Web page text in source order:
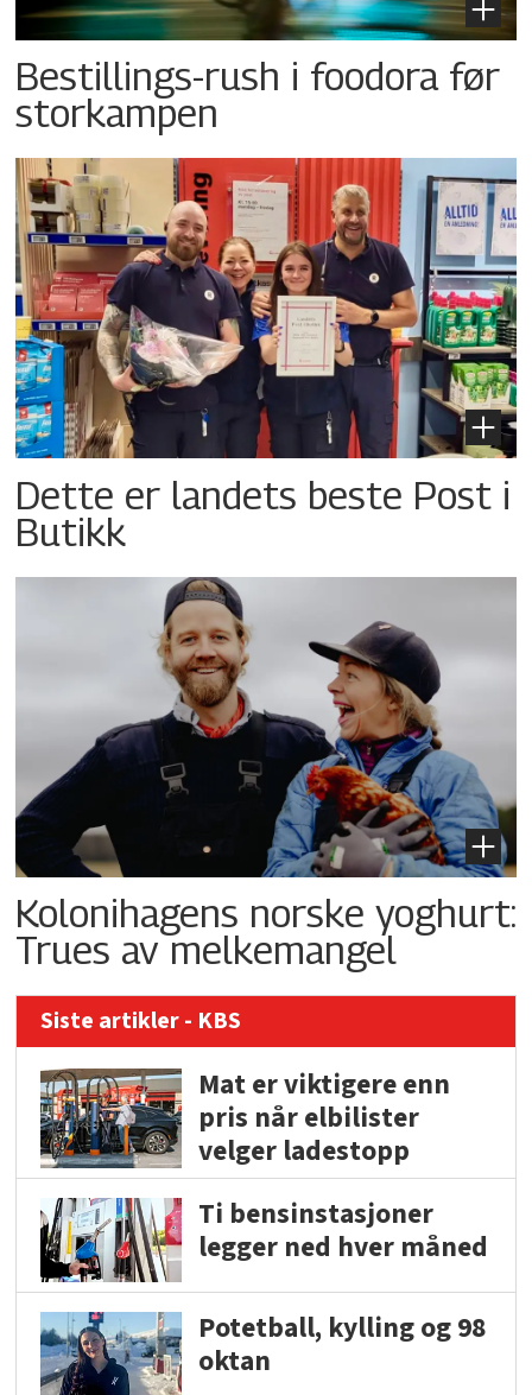
Bestillings-rush i foodora før
storkampen
Dette er landets beste Post i
Butikk
Kolonihagens norske yoghurt:
Trues av melkemangel
Siste artikler - KBS
Mat er viktigere enn
pris når elbilister
velger ladestopp
Ti bensinstasjoner
legger ned hver måned
Potetball, kylling og 98
oktan